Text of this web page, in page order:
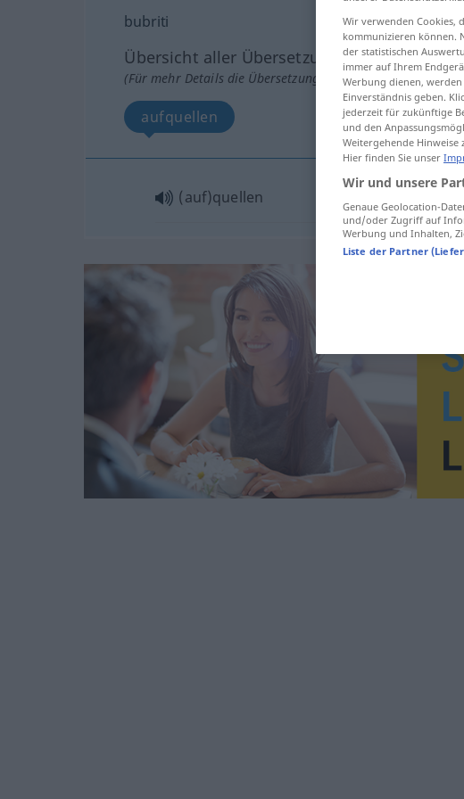
bubriti
Übersicht aller Übersetzungen
(Für mehr Details die Übersetzung anklicken/antippen)
aufquellen
(auf)quellen
Wir verwenden Cookies,
kommunizieren können.
der statistischen
immer auf Ihrem
Werbung dienen,
Einverständnis geben.
jederzeit für zukünftige
und den
Weitergehende
Hier finden Sie unser
Wir und unsere
Genaue Geolocation-
und/oder Zugriff auf
Werbung und Inhalten,
Liste der Partner